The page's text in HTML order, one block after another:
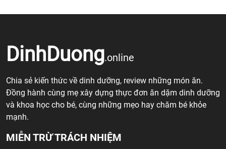
DinhDuong.online
Chia sẻ kiến thức về dinh dưỡng, review những món ăn.
Đồng hành cùng mẹ xây dựng thực đơn ăn dặm dinh dưỡng
và khoa học cho bé, cùng những mẹo hay chăm bé khỏe
mạnh.
MIỄN TRỪ TRÁCH NHIỆM